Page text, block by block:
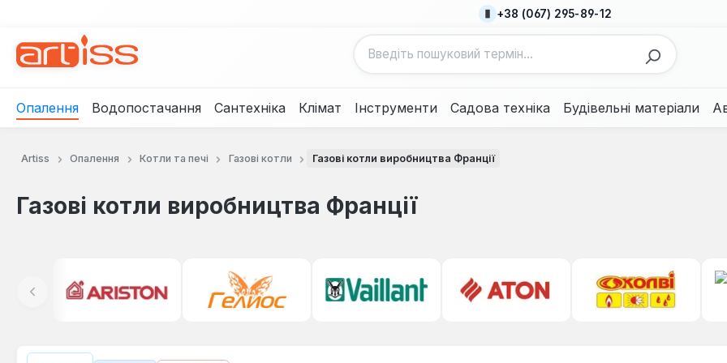
+38 (067) 295-89-12
Опалення Водопостачання Сантехніка Клімат Інструменти Садова техніка Будівельні матеріали
Artiss Опалення Котли та печі Газові котли Газові котли виробництва Франції
Газові котли виробництва Франції